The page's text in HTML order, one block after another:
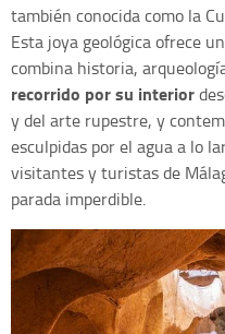
también conocida como la
Esta joya geológica ofrece
combina historia,
recorrido por su interior
y del arte rupestre, y
esculpidas por el agua a lo
visitantes y turistas de
parada imperdible.